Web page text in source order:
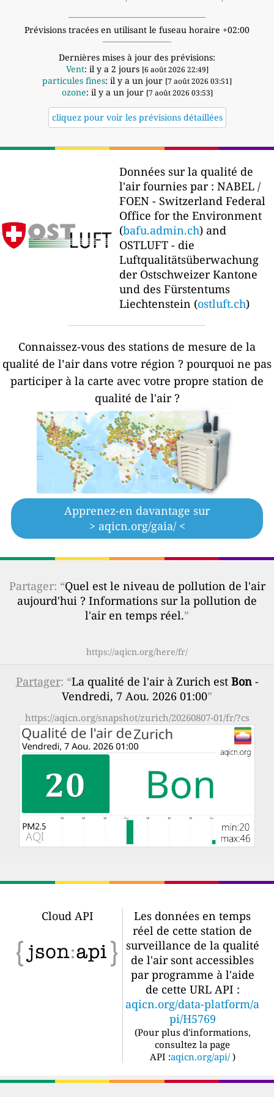
Prévisions tracées en utilisant le fuseau horaire +02:00
Dernières mises à jour des prévisions:
Vent: il y a 2 jours [6 août 2026 22:49]
particules fines: il y a un jour [7 août 2026 03:51]
ozone: il y a un jour [7 août 2026 03:53]
cliquez pour voir les prévisions détaillées
Données sur la qualité de
l'air fournies par : NABEL /
FOEN - Switzerland Federal
Office for the Environment
(bafu.admin.ch) and
OSTLUFT - die
Luftqualitätsüberwachung
der Ostschweizer Kantone
und des Fürstentums
Liechtenstein (ostluft.ch)
Connaissez-vous des stations de mesure de la
qualité de l’air dans votre région ? pourquoi ne pas
participer à la carte avec votre propre station de
qualité de l'air ?
Apprenez-en davantage sur
> aqicn.org/gaia/ <
Partager: “Quel est le niveau de pollution de l'air
aujourd'hui ? Informations sur la pollution de
l'air en temps réel.”
https://aqicn.org/here/fr/
Partager: “La qualité de l'air à Zurich est Bon-
Vendredi, 7 Aou. 2026 01:00”
https://aqicn.org/snapshot/zurich/20260807-01/fr/?cs
Cloud API
Les données en temps
réel de cette station de
surveillance de la qualité
de l'air sont accessibles
par programme à l'aide
de cette URL API :
aqicn.org/data-platform/a
pi/H5769
(Pour plus d'informations,
consultez la page
API :aqicn.org/api/ )